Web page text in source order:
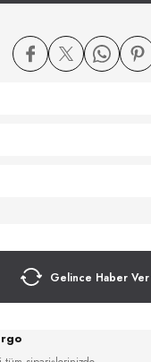
Gelince Haber Ver